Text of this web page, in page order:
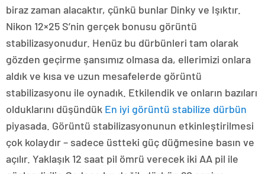
biraz zaman alacaktır, çünkü bunlar Dinky ve Işıktır.
Nikon 12×25 S’nin gerçek bonusu görüntü
stabilizasyonudur. Henüz bu dürbünleri tam olarak
gözden geçirme şansımız olmasa da, ellerimizi onlara
aldık ve kısa ve uzun mesafelerde görüntü
stabilizasyonu ile oynadık. Etkilendik ve onların bazıları
olduklarını düşündük En iyi görüntü stabilize dürbün
piyasada. Görüntü stabilizasyonunun etkinleştirilmesi
çok kolaydır – sadece üstteki güç düğmesine basın ve
açılır. Yaklaşık 12 saat pil ömrü verecek iki AA pil ile